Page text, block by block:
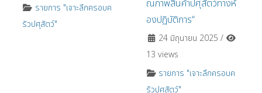
รายการ "เจาะลึกครอบค
รัวปศุสัตว์"
ณภาพสินค้าปศุสัตว์ทางห้
องปฏิบัติการ“
24 มิถุนายน 2025 /
13 views
รายการ "เจาะลึกครอบค
รัวปศุสัตว์"